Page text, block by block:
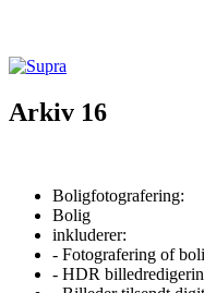
Arkiv 16
Boligfotografering:
Bolig
inkluderer:
- Fotografering of
- HDR